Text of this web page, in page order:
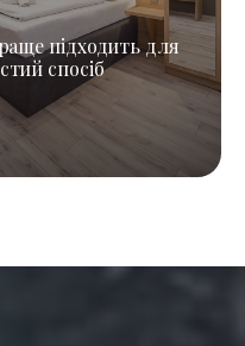
підходить для
спосіб